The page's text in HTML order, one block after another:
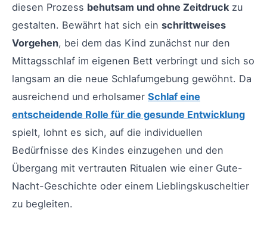
diesen Prozess behutsam und ohne Zeitdruck zu
gestalten. Bewährt hat sich ein schrittweises
Vorgehen, bei dem das Kind zunächst nur den
Mittagsschlaf im eigenen Bett verbringt und sich so
langsam an die neue Schlafumgebung gewöhnt. Da
ausreichend und erholsamer Schlaf eine
entscheidende Rolle für die gesunde Entwicklung
spielt, lohnt es sich, auf die individuellen
Bedürfnisse des Kindes einzugehen und den
Übergang mit vertrauten Ritualen wie einer Gute-
Nacht-Geschichte oder einem Lieblingskuscheltier
zu begleiten.